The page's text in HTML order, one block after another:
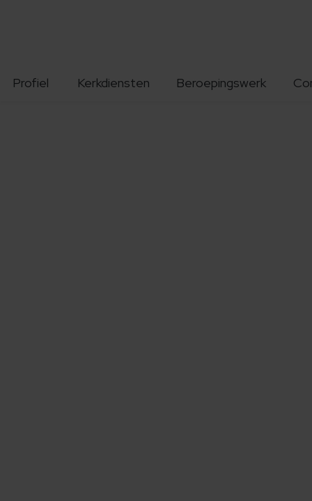
Profiel Kerkdiensten Beroepingswerk